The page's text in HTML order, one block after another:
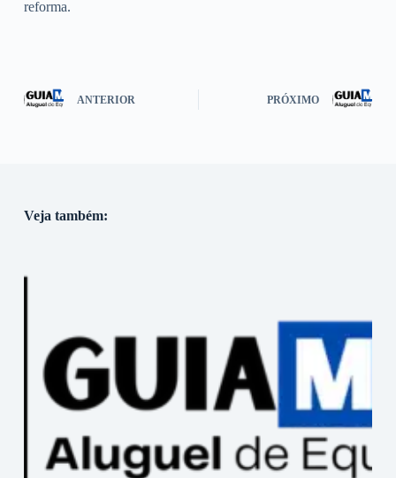
reforma.
ANTERIOR PRÓXIMO
Veja também: